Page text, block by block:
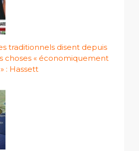
traditionnels disent depuis
choses « économiquement
: Hassett